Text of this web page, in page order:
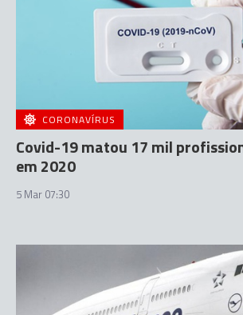
CORONAVÍRUS
Covid-19 matou 17 mil
em 2020
5 Mar 07:30